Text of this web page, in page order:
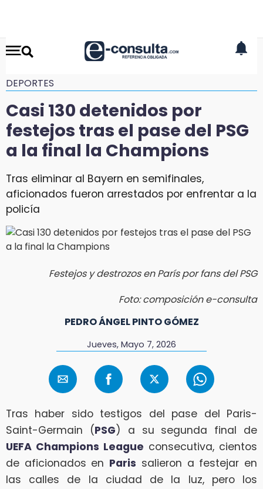
DEPORTES
Casi 130 detenidos por
festejos tras el pase del PSG
a la final la Champions
Tras eliminar al Bayern en semifinales,
aficionados fueron arrestados por enfrentar a la
policía
Festejos y destrozos en París por fans del PSG
Foto: composición e-consulta
PEDRO ÁNGEL PINTO GÓMEZ
Jueves, Mayo 7, 2026
Tras haber sido testigos del pase del Paris-
Saint-Germain (PSG) a su segunda final de
UEFA Champions League consecutiva, cientos
de aficionados en Paris salieron a festejar en
las calles de la ciudad de la luz, pero los